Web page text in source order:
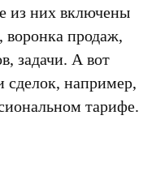
из них включены
продаж,
задачи. А вот
сделок, например,
тарифе.